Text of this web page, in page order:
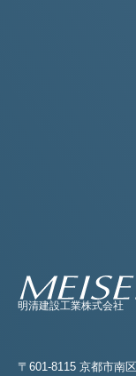
明清建設工業株式会社
〒601-8115 京都市南